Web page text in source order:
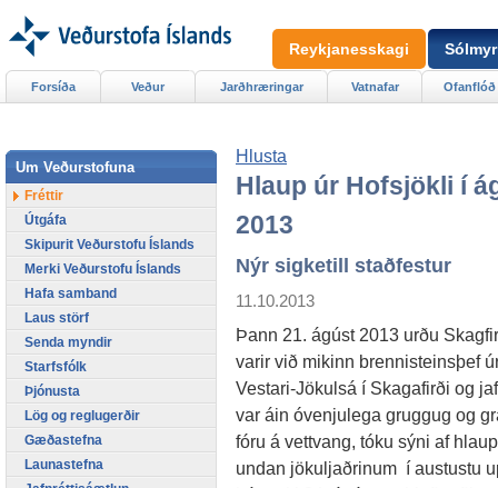
Hlusta
Hlaup úr Hofsjökli í
2013
Nýr sigketill staðfestur
11.10.2013
Þann 21. ágúst 2013 urðu
varir við mikinn brennisteinsþef
Vestari-Jökulsá í Skagafirði og
var áin óvenjulega gruggug og
fóru á vettvang, tóku sýni af
undan jökuljaðrinum í austustu
Forsíða Veður Jarðhræringar Vatnafar Ofanflóð
Um Veðurstofuna
Fréttir
Útgáfa
Skipurit Veðurstofu Íslands
Merki Veðurstofu Íslands
Hafa samband
Laus störf
Senda myndir
Starfsfólk
Þjónusta
Lög og reglugerðir
Gæðastefna
Launastefna
Reykjanesskagi